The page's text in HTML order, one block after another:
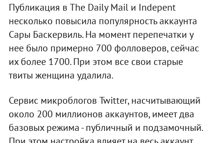
Публикация в The Daily Mail и Indepent
несколько повысила популярность аккаунта
Сары Баскервиль. На момент перепечатки у
нее было примерно 700 фолловеров, сейчас
их более 1700. При этом все свои старые
твиты женщина удалила.
Сервис микроблогов Twitter, насчитывающий
около 200 миллионов аккаунтов, имеет два
базовых режима - публичный и подзамочный.